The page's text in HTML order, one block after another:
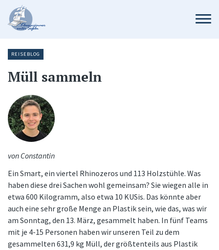
REISEBLOG
Müll sammeln
von Constantin
Ein Smart, ein viertel Rhinozeros und 113 Holzstühle. Was
haben diese drei Sachen wohl gemeinsam? Sie wiegen alle in
etwa 600 Kilogramm, also etwa 10 KUSis. Das könnte aber
auch eine sehr große Menge an Plastik sein, wie das, was wir
am Sonntag, den 13. März, gesammelt haben. In fünf Teams
mit je 4-15 Personen haben wir unseren Teil zu dem
gesammelten 631,9 kg Müll, der größtenteils aus Plastik